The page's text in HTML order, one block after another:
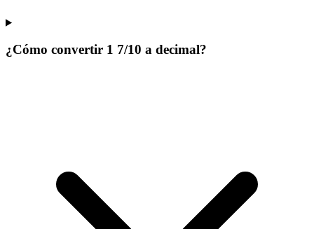
¿Cómo convertir 1 7/10 a decimal?